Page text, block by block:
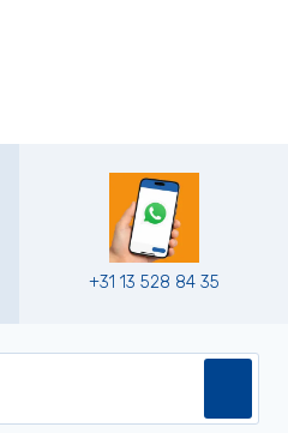
+31 13 528 84 35